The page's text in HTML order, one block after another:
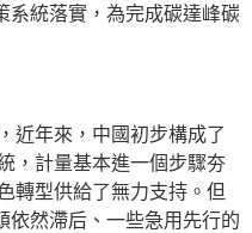
系統落實，為完成碳達峰碳
近年來，中國初步構成了
，計量基本進一個步驟夯
轉型供給了無力支持。但
依然滯后、一些急用先行的